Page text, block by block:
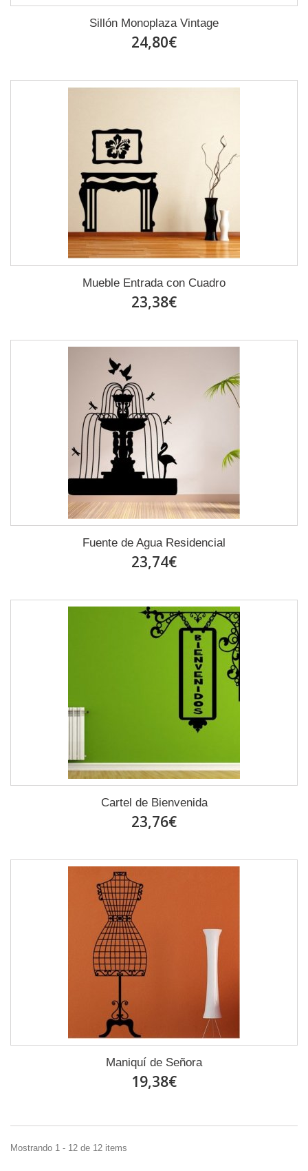
Sillón Monoplaza Vintage
24,80€
Mueble Entrada con Cuadro
23,38€
Fuente de Agua Residencial
23,74€
Cartel de Bienvenida
23,76€
Maniquí de Señora
19,38€
Mostrando 1 - 12 de 12 items